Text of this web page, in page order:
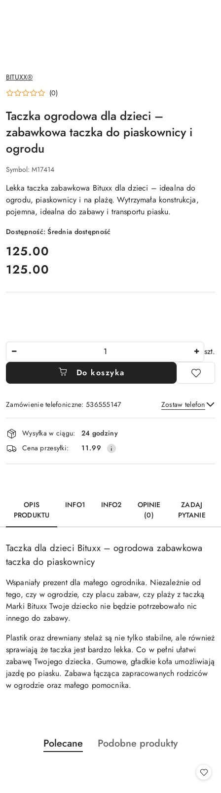
NAZWA
PRODUCENTA:
BITUXX®
(0)
Taczka ogrodowa dla dzieci –
zabawkowa taczka do piaskownicy i
ogrodu
Symbol: M17414
Lekka taczka zabawkowa Bituxx dla dzieci – idealna do
ogrodu, piaskownicy i na plażę. Wytrzymała konstrukcja,
pojemna, idealna do zabawy i transportu piasku.
Dostępność:Średnia dostępność
cena:
125.00
Cena:
125.00
szt.
Do koszyka
Zamówienie telefoniczne: 536555147 Zostaw telefon
Wyślij
Dostępność
i
dostawa
Wysyłka w ciągu:
24 godziny
Cena przesyłki:
11.99
OPIS
PRODUKTU
INFO1 INFO2
OPINIE
(0)
ZADAJ
PYTANIE
Taczka dla dzieci Bituxx – ogrodowa zabawkowa
taczka do piaskownicy
Wspaniały prezent dla małego ogrodnika. Niezależnie od
tego, czy w ogrodzie, czy placu zabaw, czy plaży z taczką
Marki Bituxx Twoje dziecko nie będzie potrzebowało nic
innego do zabawy.
Plastik oraz drewniany stelaż są nie tylko stabilne, ale również
sprawiają że taczka jest bardzo lekka. Co w pełni ułatwi
zabawę Twojego dziecka. Gumowe, gładkie koła umożliwiają
jazdę po piasku. Zabawa łącząca zapracowanych rodziców
w ogrodzie oraz małego pomocnika.
Pomiń karuzelę produktów
Produkty
o
Polecane
Produkty
Podobne produkty